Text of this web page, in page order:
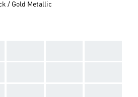
/ Gold Metallic